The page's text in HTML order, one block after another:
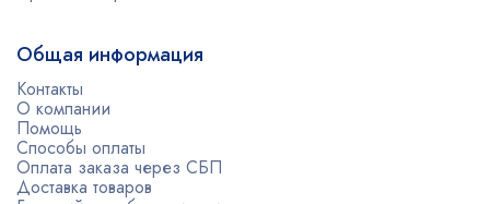
Общая информация
Контакты
О компании
Помощь
Способы оплаты
Оплата заказа через СБП
Доставка товаров